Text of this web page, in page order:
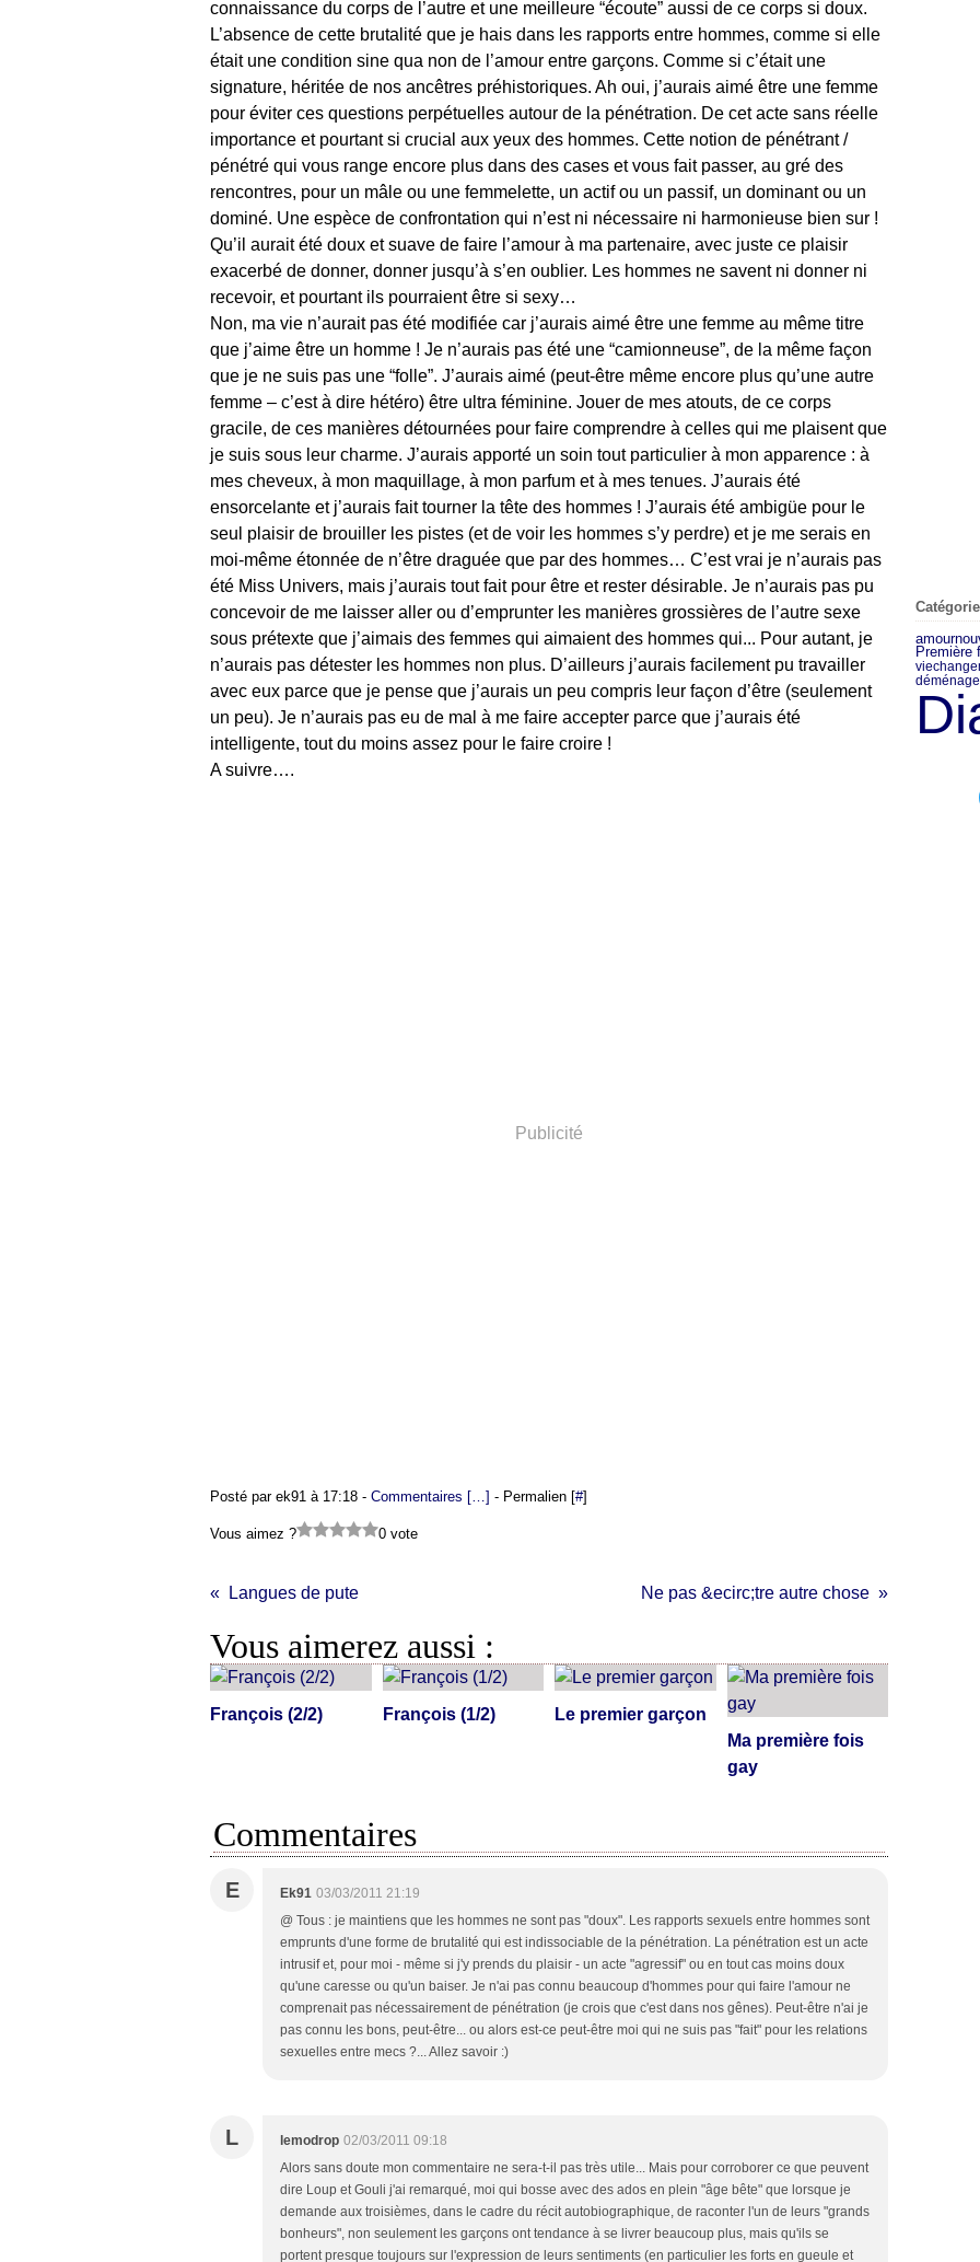
connaissance du corps de l’autre et une meilleure “écoute” aussi de ce corps si doux.
L’absence de cette brutalité que je hais dans les rapports entre hommes, comme si elle
était une condition sine qua non de l’amour entre garçons. Comme si c’était une
signature, héritée de nos ancêtres préhistoriques. Ah oui, j’aurais aimé être une femme
pour éviter ces questions perpétuelles autour de la pénétration. De cet acte sans réelle
importance et pourtant si crucial aux yeux des hommes. Cette notion de pénétrant /
pénétré qui vous range encore plus dans des cases et vous fait passer, au gré des
rencontres, pour un mâle ou une femmelette, un actif ou un passif, un dominant ou un
dominé. Une espèce de confrontation qui n’est ni nécessaire ni harmonieuse bien sur !
Qu’il aurait été doux et suave de faire l’amour à ma partenaire, avec juste ce plaisir
exacerbé de donner, donner jusqu’à s’en oublier. Les hommes ne savent ni donner ni
recevoir, et pourtant ils pourraient être si sexy…
Non, ma vie n’aurait pas été modifiée car j’aurais aimé être une femme au même titre
que j’aime être un homme ! Je n’aurais pas été une “camionneuse”, de la même façon
que je ne suis pas une “folle”. J’aurais aimé (peut-être même encore plus qu’une autre
femme – c’est à dire hétéro) être ultra féminine. Jouer de mes atouts, de ce corps
gracile, de ces manières détournées pour faire comprendre à celles qui me plaisent que
je suis sous leur charme. J’aurais apporté un soin tout particulier à mon apparence : à
mes cheveux, à mon maquillage, à mon parfum et à mes tenues. J’aurais été
ensorcelante et j’aurais fait tourner la tête des hommes ! J’aurais été ambigüe pour le
seul plaisir de brouiller les pistes (et de voir les hommes s’y perdre) et je me serais en
moi-même étonnée de n’être draguée que par des hommes… C’est vrai je n’aurais pas
été Miss Univers, mais j’aurais tout fait pour être et rester désirable. Je n’aurais pas pu
concevoir de me laisser aller ou d’emprunter les manières grossières de l’autre sexe
sous prétexte que j’aimais des femmes qui aimaient des hommes qui... Pour autant, je
n’aurais pas détester les hommes non plus. D’ailleurs j’aurais facilement pu travailler
avec eux parce que je pense que j’aurais un peu compris leur façon d’être (seulement
un peu). Je n’aurais pas eu de mal à me faire accepter parce que j’aurais été
intelligente, tout du moins assez pour le faire croire !
A suivre….
Publicité
Posté par ek91 à 17:18 - Commentaires […] - Permalien [#]
Vous aimez ? 0 vote
Langues de pute Ne pas &ecirc;tre autre chose
Vous aimerez aussi :
François (2/2) François (1/2)
Le premier garçon
Ma première fois
gay
Commentaires
E Ek91 03/03/2011 21:19
@ Tous : je maintiens que les hommes ne sont pas "doux". Les rapports sexuels entre hommes sont
emprunts d'une forme de brutalité qui est indissociable de la pénétration. La pénétration est un acte
intrusif et, pour moi - même si j'y prends du plaisir - un acte "agressif" ou en tout cas moins doux
qu'une caresse ou qu'un baiser. Je n'ai pas connu beaucoup d'hommes pour qui faire l'amour ne
comprenait pas nécessairement de pénétration (je crois que c'est dans nos gênes). Peut-être n'ai je
pas connu les bons, peut-être... ou alors est-ce peut-être moi qui ne suis pas "fait" pour les relations
sexuelles entre mecs ?... Allez savoir :)
L lemodrop 02/03/2011 09:18
Alors sans doute mon commentaire ne sera-t-il pas très utile... Mais pour corroborer ce que peuvent
dire Loup et Gouli j'ai remarqué, moi qui bosse avec des ados en plein "âge bête" que lorsque je
demande aux troisièmes, dans le cadre du récit autobiographique, de raconter l'un de leurs "grands
bonheurs", non seulement les garçons ont tendance à se livrer beaucoup plus, mais qu'ils se
portent presque toujours sur l'expression de leurs sentiments (en particulier les forts en gueule et
amour
Première
vie